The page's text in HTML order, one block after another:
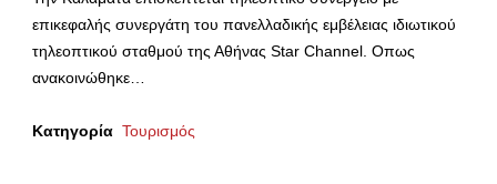
επικεφαλής συνεργάτη του πανελλαδικής εμβέλειας ιδιωτικού
τηλεοπτικού σταθμού της Αθήνας Star Channel. Οπως
ανακοινώθηκε…
Κατηγορία Τουρισμός